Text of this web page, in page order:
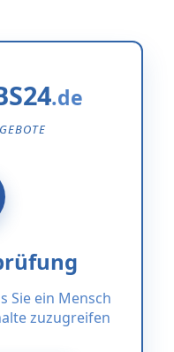
Sie ein Mensch
zuzugreifen